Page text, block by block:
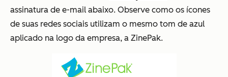
assinatura de e-mail abaixo. Observe como os ícones
de suas redes sociais utilizam o mesmo tom de azul
aplicado na logo da empresa, a ZinePak.